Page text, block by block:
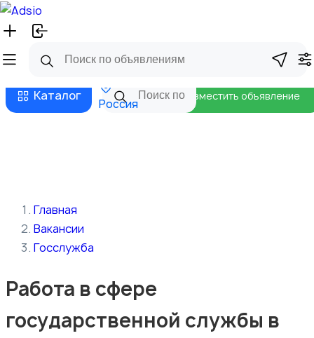
Русский
Бизнес тарифы
Каталог
Россия
Разместить объявление
Главная
Вакансии
Госслужба
Работа в сфере
государственной службы в